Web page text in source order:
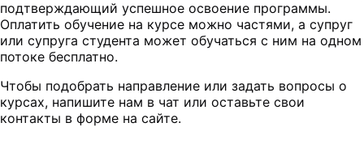
подтверждающий успешное освоение программы.
Оплатить обучение на курсе можно частями, а супруг
или супруга студента может обучаться с ним на одном
потоке бесплатно.
Чтобы подобрать направление или задать вопросы о
курсах, напишите нам в чат или оставьте свои
контакты в форме на сайте.